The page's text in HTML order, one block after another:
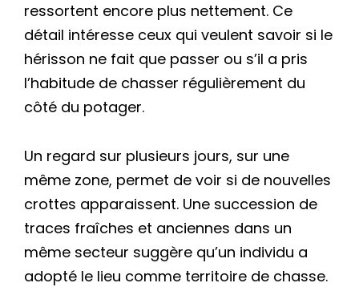
ressortent encore plus nettement. Ce
détail intéresse ceux qui veulent savoir si le
hérisson ne fait que passer ou s’il a pris
l’habitude de chasser régulièrement du
côté du potager.
Un regard sur plusieurs jours, sur une
même zone, permet de voir si de nouvelles
crottes apparaissent. Une succession de
traces fraîches et anciennes dans un
même secteur suggère qu’un individu a
adopté le lieu comme territoire de chasse.